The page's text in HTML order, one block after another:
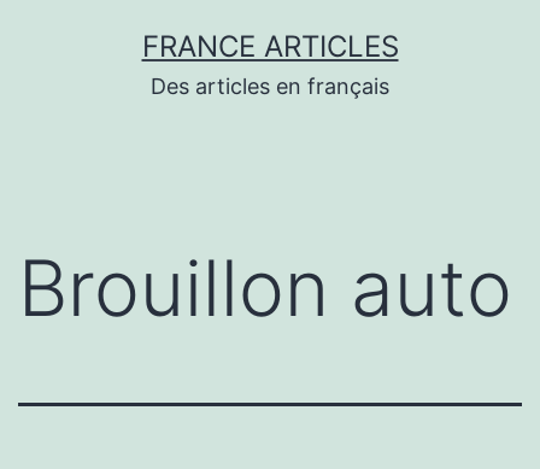
FRANCE ARTICLES
Des articles en français
Brouillon auto